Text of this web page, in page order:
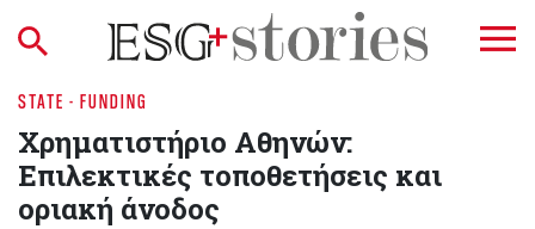
STATE - FUNDING
Χρηματιστήριο Αθηνών:
Επιλεκτικές τοποθετήσεις και
οριακή άνοδος